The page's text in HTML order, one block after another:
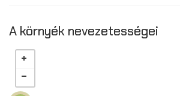
A környék nevezetességei